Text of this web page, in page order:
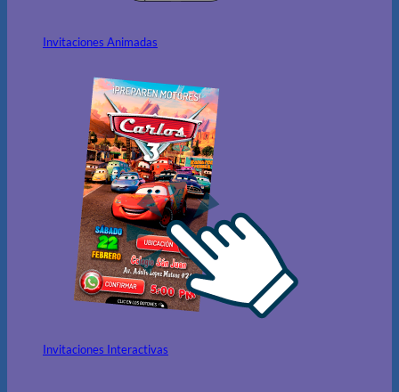
Invitaciones Animadas
Invitaciones Interactivas